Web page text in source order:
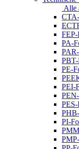
Alle
PA-
PE-
PEI-
PI-